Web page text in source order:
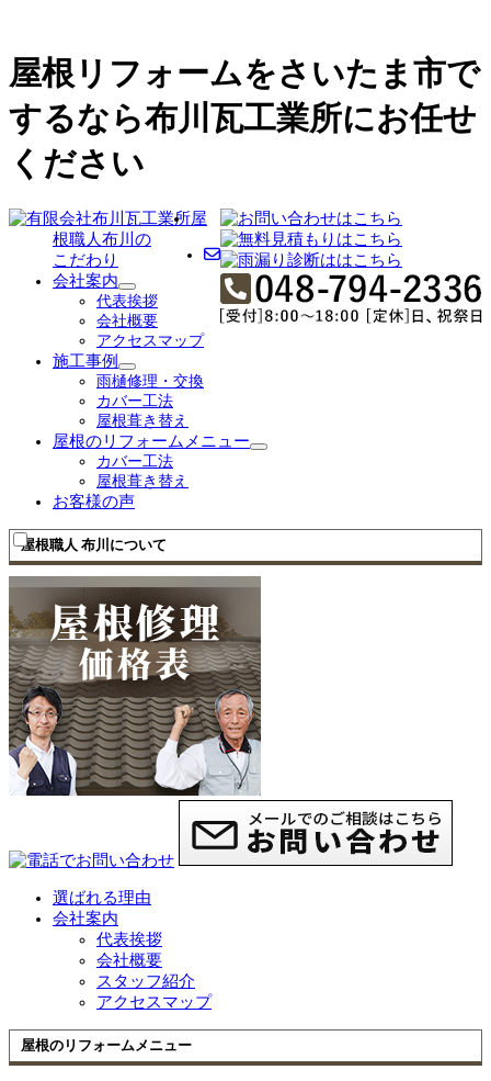
屋根リフォームをさいたま市で
するなら布川瓦工業所にお任せ
ください
屋
根職人布川の
こだわり
会社案内
サ
ブ
メ
ュ
ー
を
展
開
代表挨拶
会社概要
アクセスマップ
施工事例
サ
ブ
メ
ニ
ュ
ー
を
展
開
雨樋修理・交換
カバー工法
屋根葺き替え
屋根のリフォームメニュー
サ
ュ
を
カバー工法
屋根葺き替え
お客様の声
屋根職人 布川について
選ばれる理由
会社案内
代表挨拶
会社概要
スタッフ紹介
アクセスマップ
屋根のリフォームメニュー